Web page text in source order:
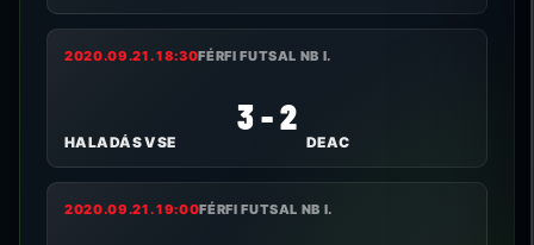
2020.09.21. 18:30FÉRFI FUTSAL NB I.
HALADÁS VSE
3 - 2
DEAC
2020.09.21. 19:00FÉRFI FUTSAL NB I.